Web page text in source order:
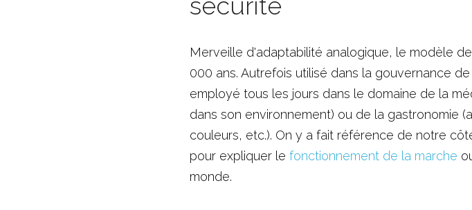
Merveille d'adaptabilité analogique, le modèle
000 ans. Autrefois utilisé dans la gouvernance
employé tous les jours dans le domaine de la
dans son environnement) ou de la gastronomie
couleurs, etc.). On y a fait référence de notre
pour expliquer le fonctionnement de la marche
monde.